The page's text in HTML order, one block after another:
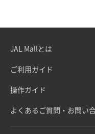
JAL Mallとは
ご利用ガイド
操作ガイド
よくあるご質問・お問い